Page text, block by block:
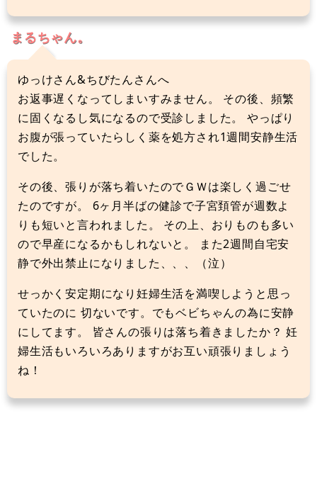
まるちゃん。
ゆっけさん&ちびたんさんへ
お返事遅くなってしまいすみません。 その後、頻繁
に固くなるし気になるので受診しました。 やっぱり
お腹が張っていたらしく薬を処方され1週間安静生活
でした。
その後、張りが落ち着いたのでＧＷは楽しく過ごせ
たのですが。 6ヶ月半ばの健診で子宮頚管が週数よ
りも短いと言われました。 その上、おりものも多い
ので早産になるかもしれないと。 また2週間自宅安
静で外出禁止になりました、、、（泣）
せっかく安定期になり妊婦生活を満喫しようと思っ
ていたのに 切ないです。でもベビちゃんの為に安静
にしてます。 皆さんの張りは落ち着きましたか？ 妊
婦生活もいろいろありますがお互い頑張りましょう
ね！